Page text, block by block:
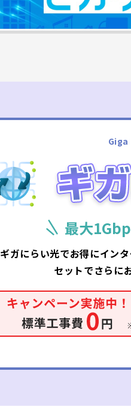
最大
ギガにらい光でお得にイン
セットでさらに